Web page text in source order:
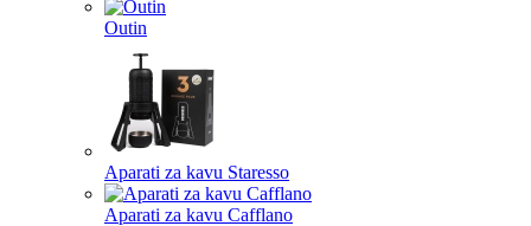
Outin
Aparati za kavu Staresso
Aparati za kavu Cafflano